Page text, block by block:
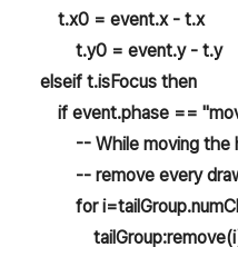
t.x0 = event.x - t.x
t.y0 = event.y - t.y
elseif t.isFocus then
if event.phase ==
-- While moving the
-- remove every
for